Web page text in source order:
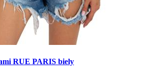
RUE PARIS biely